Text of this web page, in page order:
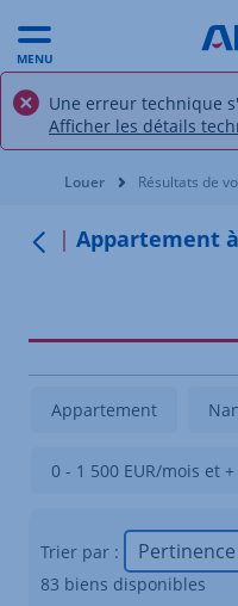
MENU
Une erreur technique
Afficher les détails
Vous êtes ici:
Louer Résultats de
Appartement
Appartement
0 - 1 500 EUR/mois et +
Trier par :
83 biens disponibles